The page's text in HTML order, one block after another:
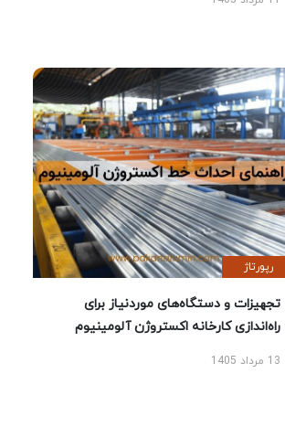
رپورتاژ
تجهیزات و دستگاه‌های موردنیاز برای
راه‌اندازی کارخانه اکستروژن آلومینیوم
13 مرداد 1405